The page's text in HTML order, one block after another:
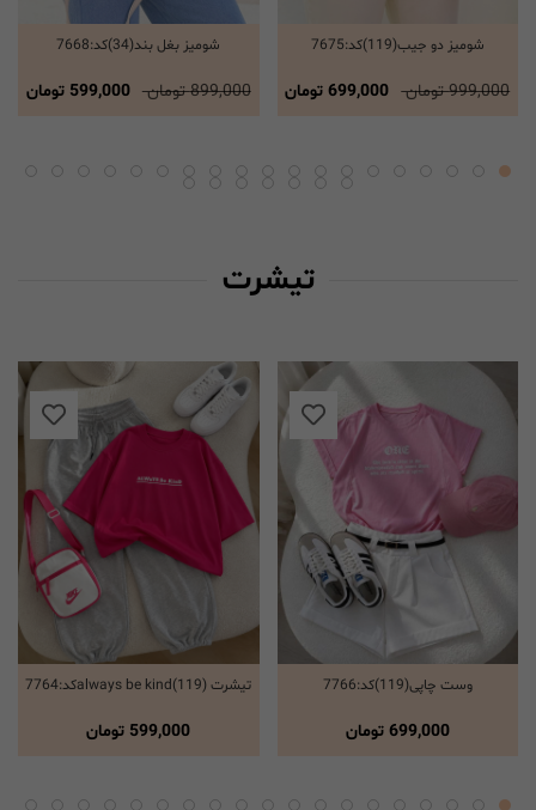
انتخاب گزینه ها
شومیز دو جیب(119)کد:7675
999,000 تومان 699,000 تومان
انتخاب گزینه ها
شومیز بغل بند(34)کد:7668
899,000 تومان 599,000 تومان
تیشرت
انتخاب گزینه ها
وست چاپی(119)کد:7766
699,000 تومان
انتخاب گزینه ها تیشرت always be kind(119)کد:7764
599,000 تومان